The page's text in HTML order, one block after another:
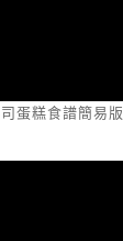
蛋糕食譜簡易版